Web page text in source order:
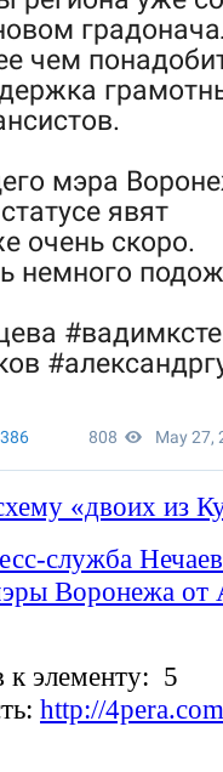
«двоих из
служба
Воронежа от
к элементу: 5
http://